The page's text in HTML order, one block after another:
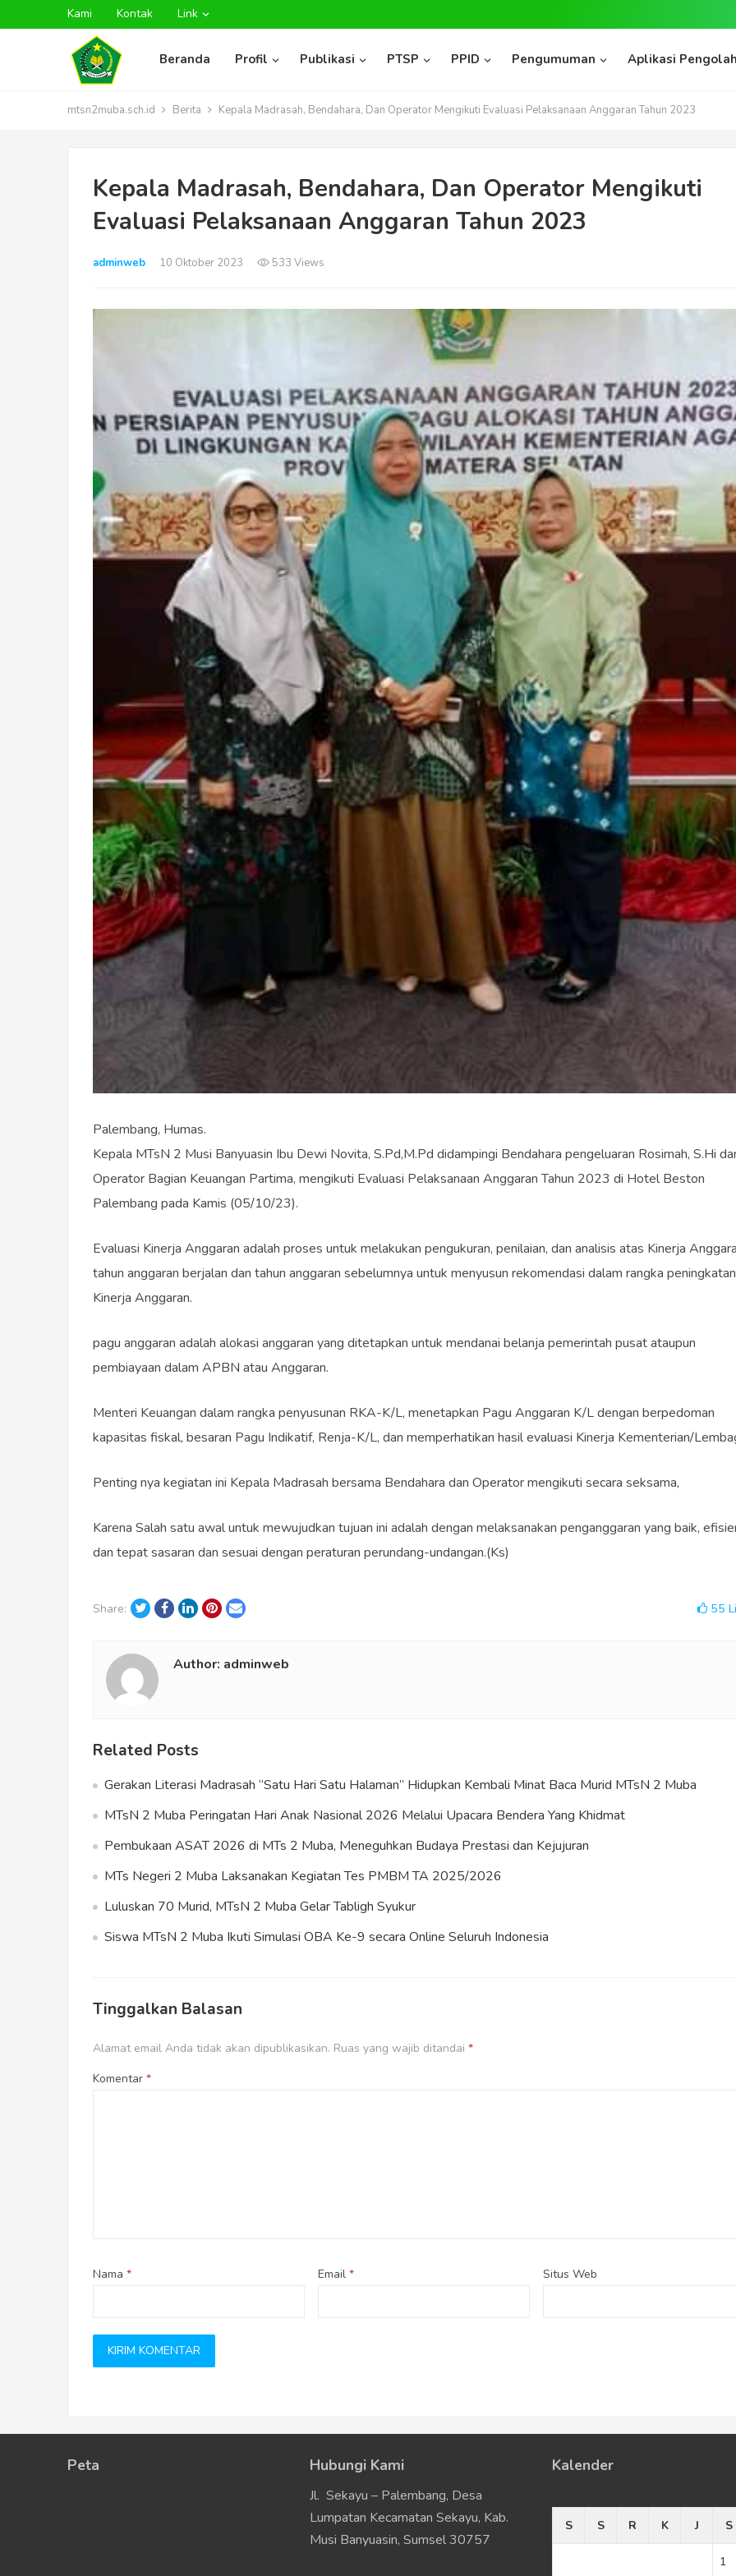
Kami Kontak Link
Beranda Profil Publikasi PTSP PPID Pengumuman Aplikasi
mtsn2muba.sch.id Berita Kepala Madrasah, Bendahara, Dan Operator Mengikuti Evaluasi Pelaksanaan Anggaran Tahun 2023
Kepala Madrasah, Bendahara, Dan Operator Mengikuti
Evaluasi Pelaksanaan Anggaran Tahun 2023
adminweb 10 Oktober 2023 533 Views
Palembang, Humas.
Kepala MTsN 2 Musi Banyuasin Ibu Dewi Novita, S.Pd,M.Pd didampingi Bendahara pengeluaran Rosimah, S.Hi
Operator Bagian Keuangan Partima, mengikuti Evaluasi Pelaksanaan Anggaran Tahun 2023 di Hotel Beston
Palembang pada Kamis (05/10/23).
Evaluasi Kinerja Anggaran adalah proses untuk melakukan pengukuran, penilaian, dan analisis atas Kinerja
tahun anggaran berjalan dan tahun anggaran sebelumnya untuk menyusun rekomendasi dalam rangka peningkatan
Kinerja Anggaran.
pagu anggaran adalah alokasi anggaran yang ditetapkan untuk mendanai belanja pemerintah pusat ataupun
pembiayaan dalam APBN atau Anggaran.
Menteri Keuangan dalam rangka penyusunan RKA-K/L, menetapkan Pagu Anggaran K/L dengan berpedoman
kapasitas fiskal, besaran Pagu Indikatif, Renja-K/L, dan memperhatikan hasil evaluasi Kinerja Kementerian/
Penting nya kegiatan ini Kepala Madrasah bersama Bendahara dan Operator mengikuti secara seksama,
Karena Salah satu awal untuk mewujudkan tujuan ini adalah dengan melaksanakan penganggaran yang baik,
dan tepat sasaran dan sesuai dengan peraturan perundang-undangan.(Ks)
Share: TwitterFacebook
LinkedInPinterest
Email 55
Author: adminweb
Related Posts
Gerakan Literasi Madrasah “Satu Hari Satu Halaman” Hidupkan Kembali Minat Baca Murid MTsN 2 Muba
MTsN 2 Muba Peringatan Hari Anak Nasional 2026 Melalui Upacara Bendera Yang Khidmat
Pembukaan ASAT 2026 di MTs 2 Muba, Meneguhkan Budaya Prestasi dan Kejujuran
MTs Negeri 2 Muba Laksanakan Kegiatan Tes PMBM TA 2025/2026
Luluskan 70 Murid, MTsN 2 Muba Gelar Tabligh Syukur
Siswa MTsN 2 Muba Ikuti Simulasi OBA Ke-9 secara Online Seluruh Indonesia
Tinggalkan Balasan
Alamat email Anda tidak akan dipublikasikan. Ruas yang wajib ditandai *
Komentar *
Nama * Email* Situs Web
Peta Hubungi Kami
Jl. Sekayu – Palembang, Desa
Lumpatan Kecamatan Sekayu, Kab.
Musi Banyuasin, Sumsel 30757
Kalender
S
S R K J S
1